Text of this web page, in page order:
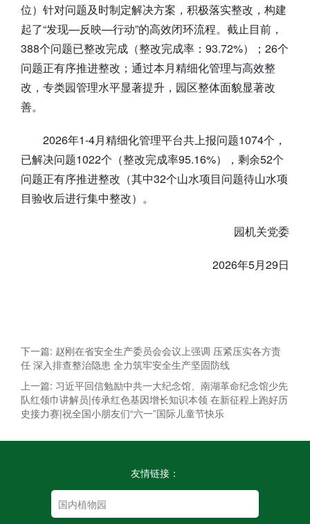
位）针对问题及时制定解决方案，积极落实整改，构建
起了“发现—反映—行动”的高效闭环流程。截止目前，
388个问题已整改完成（整改完成率：93.72%）；26个
问题正有序推进整改；通过本月精细化管理与高效整
改，专类园管理水平显著提升，园区整体面貌显著改
善。
2026年1-4月精细化管理平台共上报问题1074个，
已解决问题1022个（整改完成率95.16%），剩余52个
问题正有序推进整改（其中32个山水项目问题待山水项
目验收后进行集中整改）。
园机关党委
2026年5月29日
下一篇: 赵刚在省安全生产委员会会议上强调 压紧压实各方责
任 深入排查整治隐患 全力筑牢安全生产坚固防线
上一篇: 习近平回信勉励中共一大纪念馆、南湖革命纪念馆少先
队红领巾讲解员|传承红色基因增长知识本领 在新征程上跑好历
史接力赛|祝全国小朋友们“六一”国际儿童节快乐
友情链接：